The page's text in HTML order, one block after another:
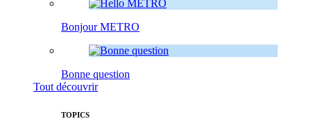
Bonjour METRO
Bonne question
Tout découvrir
TOPICS